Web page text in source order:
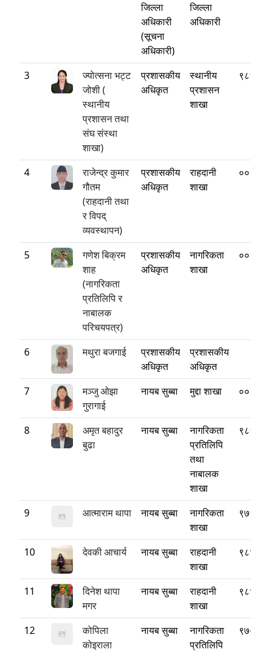
जिल्ला
अधिकारी
(सूचना
अधिकारी)
जिल्ला
अधिकारी
3
ज्योत्सना भट्ट
जोशी (
स्थानीय
प्रशासन तथा
संघ संस्था
शाखा)
प्रशासकीय
अधिकृत
स्थानीय
प्रशासन
शाखा
4
राजेन्द्र कुमार
गौतम
(राहदानी तथा
र विपद्
व्यवस्थापन)
प्रशासकीय
अधिकृत
राहदानी
शाखा
5
गणेश बिक्रम
शाह
(नागरिकता
प्रतिलिपि र
नाबालक
परिचयपत्र)
प्रशासकीय
अधिकृत
नागरिकता
शाखा
6 मथुरा बजगाई
प्रशासकीय
अधिकृत
प्रशासकीय
अधिकृत
7
मञ्जु ओझा
गुरागाई
नायब सुब्बा मुद्दा शाखा
8
अमृत बहादुर
बुढा
नायब सुब्बा
नागरिकता
प्रतिलिपि
तथा
नाबालक
शाखा
9 आत्माराम थापा नायब सुब्बा
नागरिकता
शाखा
10 देवकी आचार्य नायब सुब्बा
राहदानी
शाखा
11
दिनेश थापा
मगर
नायब सुब्बा
राहदानी
शाखा
12
कोपिला
कोइराला
नायब सुब्बा
नागरिकता
प्रतिलिपि